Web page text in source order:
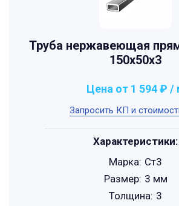
Труба нержавеющая
150х50х3
Запросить КП и
Цена от 1 594 ₽ /
Характеристики:
Марка: Ст3
Размер: 3 мм
Толщина: 3